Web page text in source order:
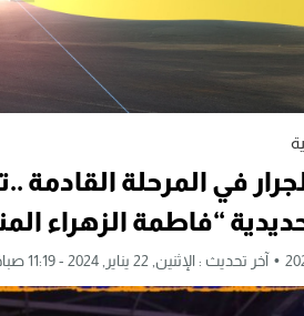
في المرحلة القادمة
“فاطمة الزهراء
آخر تحديث : الإثنين, 22 يناير, 2024 - 11:19 صباحًا